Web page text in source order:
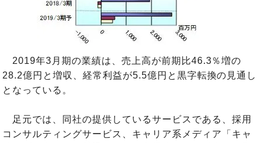
2019年3月期の業績は、売上高が前期比46.3％増の
28.2億円と増収、経常利益が5.5億円と黒字転換の見通し
となっている。
足元では、同社の提供しているサービスである、採用
コンサルティングサービス、キャリア系メディア「キャ